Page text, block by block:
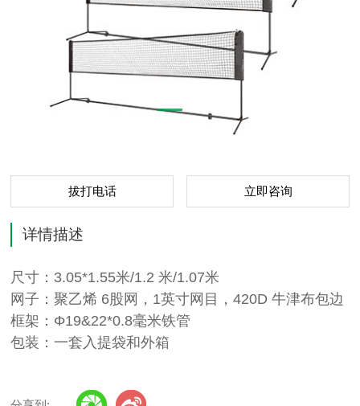
拔打电话 立即咨询
详情描述
尺寸：3.05*1.55米/1.2 米/1.07米
网子：聚乙烯 6股网，1英寸网目，420D 牛津布包边
框架：Φ19&22*0.8毫米铁管
包装：一套入提袋和外箱